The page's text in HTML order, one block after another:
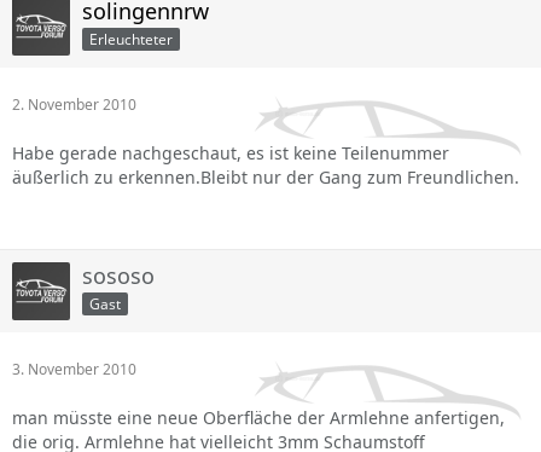
solingennrw
Erleuchteter
2. November 2010
Habe gerade nachgeschaut, es ist keine Teilenummer
äußerlich zu erkennen.Bleibt nur der Gang zum Freundlichen.
sososo
Gast
3. November 2010
man müsste eine neue Oberfläche der Armlehne anfertigen,
die orig. Armlehne hat vielleicht 3mm Schaumstoff